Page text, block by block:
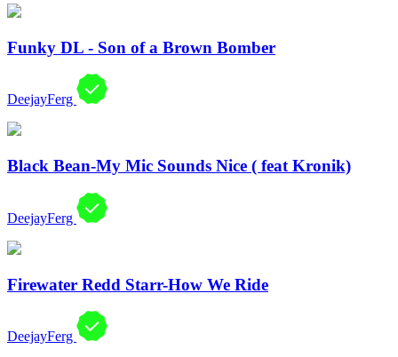
Funky DL - Son of a Brown Bomber
DeejayFerg
Black Bean-My Mic Sounds Nice ( feat Kronik)
DeejayFerg
Firewater Redd Starr-How We Ride
DeejayFerg